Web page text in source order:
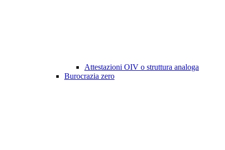
Attestazioni OIV o struttura analoga
Burocrazia zero